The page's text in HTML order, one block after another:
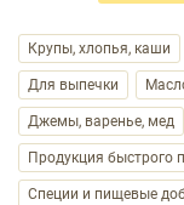
Крупы, хлопья, каши
Для выпечки
Джемы, варенье, мед
Продукция быстрого
Специи и пищевые